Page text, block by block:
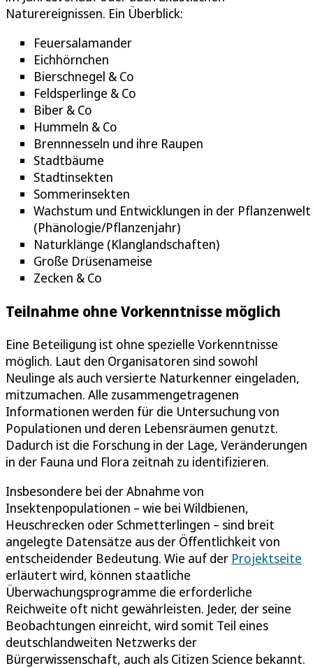
Naturereignissen. Ein Überblick:
Feuersalamander
Eichhörnchen
Bierschnegel & Co
Feldsperlinge & Co
Biber & Co
Hummeln & Co
Brennnesseln und ihre Raupen
Stadtbäume
Stadtinsekten
Sommerinsekten
Wachstum und Entwicklungen in der Pflanzenwelt
(Phänologie/Pflanzenjahr)
Naturklänge (Klanglandschaften)
Große Drüsenameise
Zecken & Co
Teilnahme ohne Vorkenntnisse möglich
Eine Beteiligung ist ohne spezielle Vorkenntnisse
möglich. Laut den Organisatoren sind sowohl
Neulinge als auch versierte Naturkenner eingeladen,
mitzumachen. Alle zusammengetragenen
Informationen werden für die Untersuchung von
Populationen und deren Lebensräumen genutzt.
Dadurch ist die Forschung in der Lage, Veränderungen
in der Fauna und Flora zeitnah zu identifizieren.
Insbesondere bei der Abnahme von
Insektenpopulationen – wie bei Wildbienen,
Heuschrecken oder Schmetterlingen – sind breit
angelegte Datensätze aus der Öffentlichkeit von
entscheidender Bedeutung. Wie auf der Projektseite
erläutert wird, können staatliche
Überwachungsprogramme die erforderliche
Reichweite oft nicht gewährleisten. Jeder, der seine
Beobachtungen einreicht, wird somit Teil eines
deutschlandweiten Netzwerks der
Bürgerwissenschaft, auch als Citizen Science bekannt.